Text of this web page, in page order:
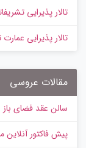
تالار پذیرایی
تالار پذیرایی
مقالات عروسی
سالن عقد فضای
پیش‌ فاکتور